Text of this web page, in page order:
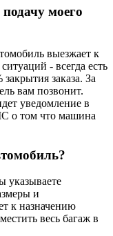
моего
выезжает к
- всегда есть
заказа. За
вам позвонит.
уведомление в
о том что машина
указываете
и
к назначению
весь багаж в